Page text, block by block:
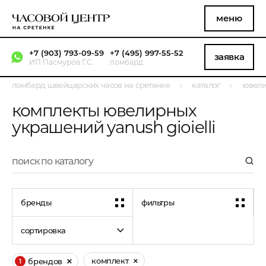
меню
+7 (903) 793-09-59
ИП Пасмуров Г.С.
+7 (495) 997-55-52
ломбард заявка
ломбард швейцарских часов на сретенке каталог
комплекты ювелирных
украшений yanush gioielli
бренды фильтры
сортировка
1 брендов комплект